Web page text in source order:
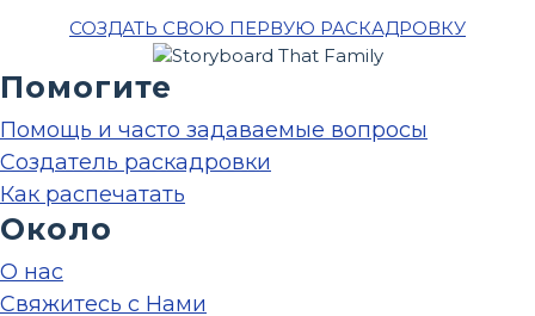
СОЗДАТЬ СВОЮ ПЕРВУЮ РАСКАДРОВКУ
Помогите
Помощь и часто задаваемые вопросы
Создатель раскадровки
Как распечатать
Около
О нас
Свяжитесь с Нами